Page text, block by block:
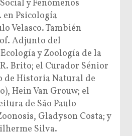
y Fenómenos
en Psicología
Velasco. También
Adjunto del
y Zoología de la
Brito; el Curador Sénior
de Historia Natural de
Hein Van Grouw; el
de São Paulo
Gladyson Costa; y
Silva.